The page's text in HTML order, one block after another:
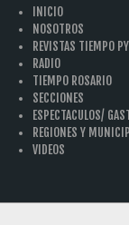
INICIO
NOSOTROS
REVISTAS TIEMPO
RADIO
TIEMPO ROSARIO
SECCIONES
ESPECTACULOS/
REGIONES Y
VIDEOS